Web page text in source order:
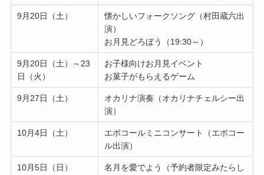
9月20日（土）
懐かしいフォークソング（村田蔵六出
演）
お月見どろぼう（19:30～）
9月20日（土）～23
日（火）
お子様向けお月見イベント
お菓子がもらえるゲーム
9月27日（土）
オカリナ演奏（オカリナチェルシー出
演）
10月4日（土）
エポコールミニコンサート（エポコー
ル出演）
10月5日（日）
名月を愛でよう（予約者限定みたらし